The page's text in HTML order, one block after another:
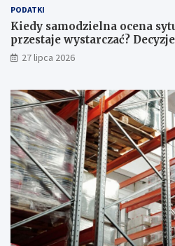
PODATKI
Kiedy samodzielna ocena
przestaje wystarczać?
której nie zastąpi internet
27 lipca 2026